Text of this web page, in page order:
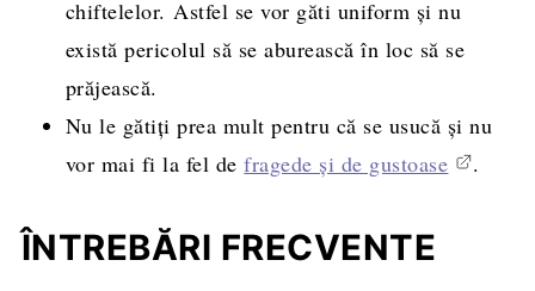
chiftelelor. Astfel se vor găti uniform și nu
există pericolul să se aburească în loc să se
prăjească.
Nu le gătiți prea mult pentru că se usucă și nu
vor mai fi la fel defragede și de gustoase .
ÎNTREBĂRI FRECVENTE